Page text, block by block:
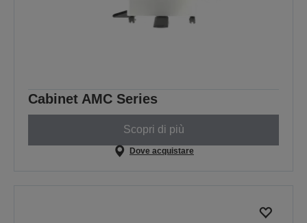
Cabinet AMC Series
Scopri di più
Dove acquistare